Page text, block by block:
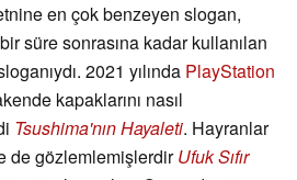
en çok benzeyen slogan,
süre sonrasına kadar kullanılan
2021 yılında PlayStation
kapaklarını nasıl
Tsushima'nın Hayaleti. Hayranlar
de gözlemlemişlerdirUfuk Sıfır